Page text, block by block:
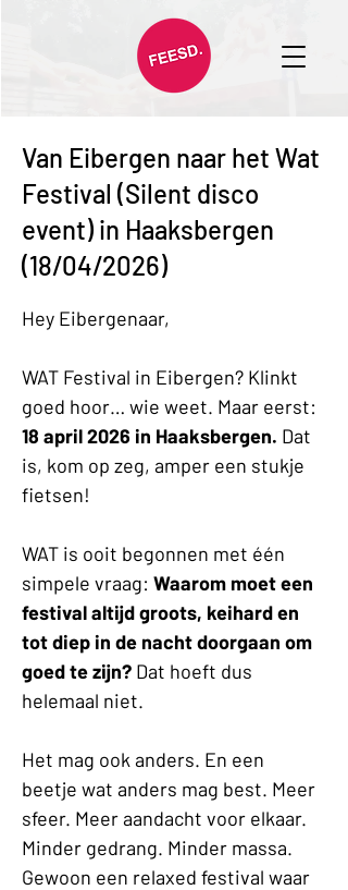
Van Eibergen naar het Wat
Festival (Silent disco
event) in Haaksbergen
(18/04/2026)
Hey Eibergenaar,
WAT Festival in Eibergen? Klinkt
goed hoor… wie weet. Maar eerst:
18 april 2026 in Haaksbergen. Dat
is, kom op zeg, amper een stukje
fietsen!
WAT is ooit begonnen met één
simpele vraag: Waarom moet een
festival altijd groots, keihard en
tot diep in de nacht doorgaan om
goed te zijn? Dat hoeft dus
helemaal niet.
Het mag ook anders. En een
beetje wat anders mag best. Meer
sfeer. Meer aandacht voor elkaar.
Minder gedrang. Minder massa.
Gewoon een relaxed festival waar